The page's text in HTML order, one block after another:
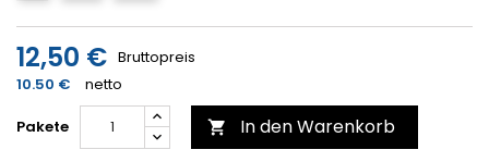
12,50 € Bruttopreis
10.50 €
netto
Pakete  In den Warenkorb